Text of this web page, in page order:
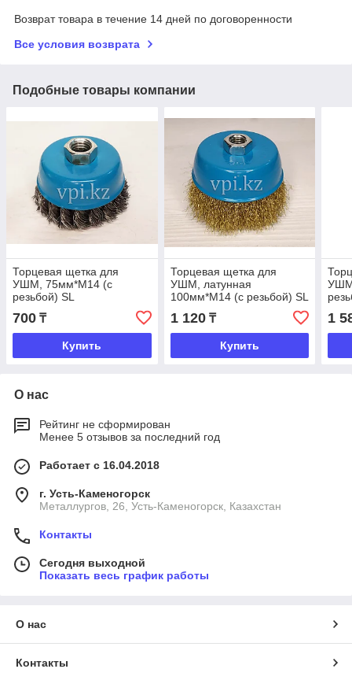
Возврат товара в течение 14 дней по договоренности
Все условия возврата
Подобные товары компании
Торцевая щетка для
УШМ, 75мм*М14 (с
резьбой) SL
700 ₸
Купить
Торцевая щетка для
УШМ, латунная
100мм*М14 (с резьбой) SL
1 120₸
Купить
1
О нас
Рейтинг не сформирован
Менее 5 отзывов за последний год
Работает с 16.04.2018
г. Усть-Каменогорск
Металлургов, 26, Усть-Каменогорск, Казахстан
Контакты
Сегодня выходной
Показать весь график работы
О нас
Контакты